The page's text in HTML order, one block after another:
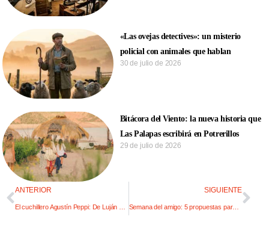
«Las ovejas detectives»: un misterio
policial con animales que hablan
30 de julio de 2026
Bitácora del Viento: la nueva historia que
Las Palapas escribirá en Potrerillos
29 de julio de 2026
ANTERIOR SIGUIENTE
Semana del amigo: 5 propuestas para un plan en casa